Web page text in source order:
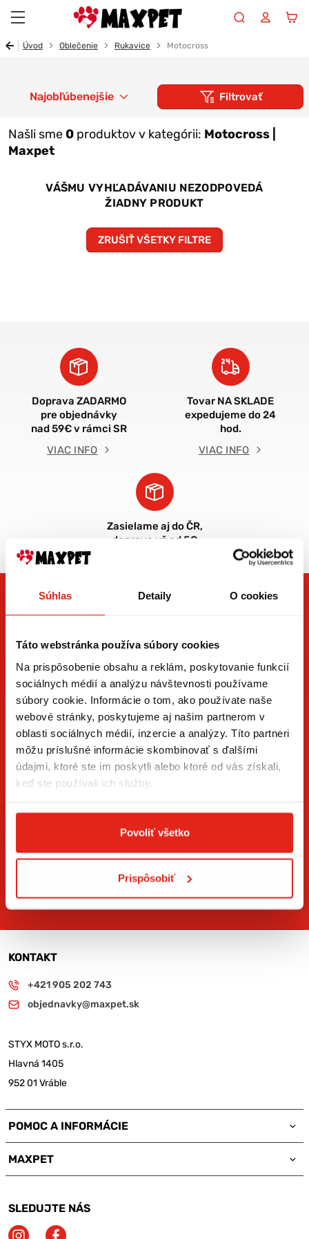
Súhlas Detaily O cookies
Táto webstránka používa súbory cookies
Na prispôsobenie obsahu a reklám, poskytovanie funkcií
sociálnych médií a analýzu návštevnosti používame
súbory cookie. Informácie o tom, ako používate naše
webové stránky, poskytujeme aj našim partnerom v
oblasti sociálnych médií, inzercie a analýzy. Títo partneri
môžu príslušné informácie skombinovať s ďalšími
údajmi, ktoré ste im poskytli alebo ktoré od vás získali,
keď ste používali ich služby.
Povoliť všetko
Prispôsobiť
Úvod Oblečenie Rukavice Motocross
Filtrovať
Našli sme 0 produktov v kategórii: Motocross |
Maxpet
Najobľúbenejšie
VÁŠMU VYHĽADÁVANIU NEZODPOVEDÁ
ŽIADNY PRODUKT
ZRUŠIŤ VŠETKY FILTRE
Doprava ZADARMO
pre objednávky
nad 59€ v rámci SR
VIAC INFO
Tovar NA SKLADE
expedujeme do 24
hod.
VIAC INFO
Zasielame aj do ČR,
doprava už od 5€
ZÍSKAJTE NOVINKY AKO PRVÝ
Prihláste sa na odber newslettera a buďte prvý, kto má
novinky.
spracovaním osobných údajov
PRIHLÁSIŤ SA
KONTAKT
+421 905 202 743
objednavky@maxpet.sk
STYX MOTO s.r.o.
Hlavná 1405
952 01 Vráble
POMOC A INFORMÁCIE
MAXPET
SLEDUJTE NÁS